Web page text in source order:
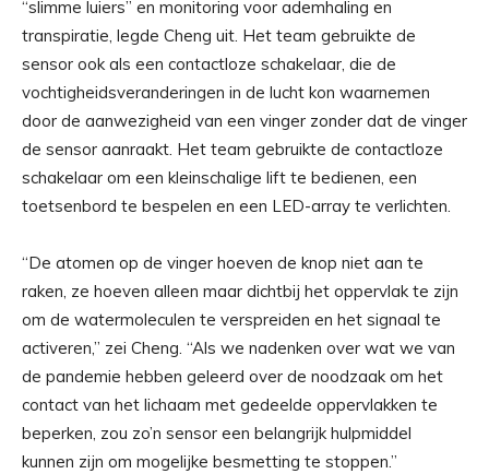
“slimme luiers” en monitoring voor ademhaling en
transpiratie, legde Cheng uit. Het team gebruikte de
sensor ook als een contactloze schakelaar, die de
vochtigheidsveranderingen in de lucht kon waarnemen
door de aanwezigheid van een vinger zonder dat de vinger
de sensor aanraakt. Het team gebruikte de contactloze
schakelaar om een ​​kleinschalige lift te bedienen, een
toetsenbord te bespelen en een LED-array te verlichten.
“De atomen op de vinger hoeven de knop niet aan te
raken, ze hoeven alleen maar dichtbij het oppervlak te zijn
om de watermoleculen te verspreiden en het signaal te
activeren,” zei Cheng. “Als we nadenken over wat we van
de pandemie hebben geleerd over de noodzaak om het
contact van het lichaam met gedeelde oppervlakken te
beperken, zou zo’n sensor een belangrijk hulpmiddel
kunnen zijn om mogelijke besmetting te stoppen.”